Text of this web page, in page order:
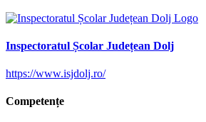
Inspectoratul Școlar Județean Dolj
https://www.isjdolj.ro/
Competențe